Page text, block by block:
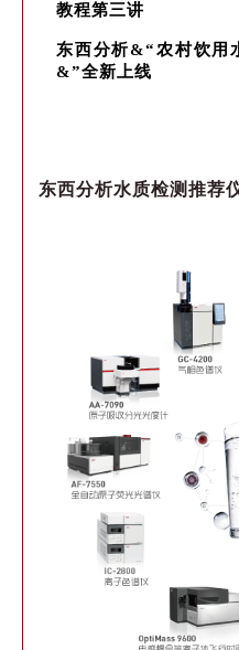
教程第三讲
东西分析&“农村饮用
&”全新上线
东西分析水质检测推荐